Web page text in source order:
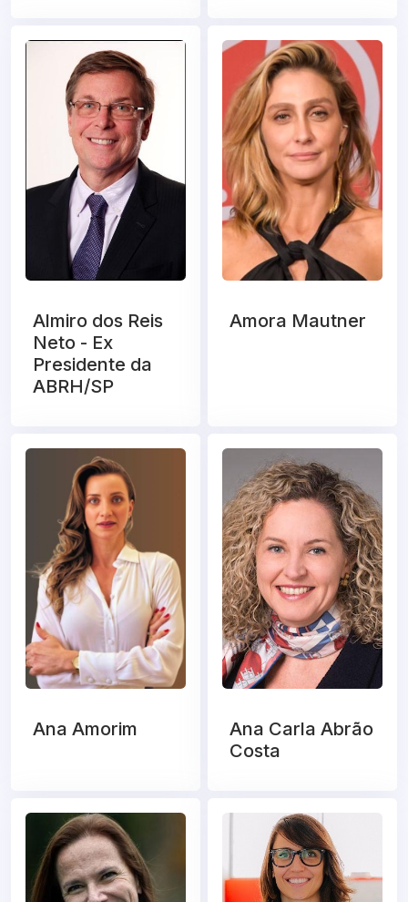
Almiro dos Reis
Neto - Ex
Presidente da
ABRH/SP
Amora Mautner
Ana Amorim
Ana Carla Abrão
Costa